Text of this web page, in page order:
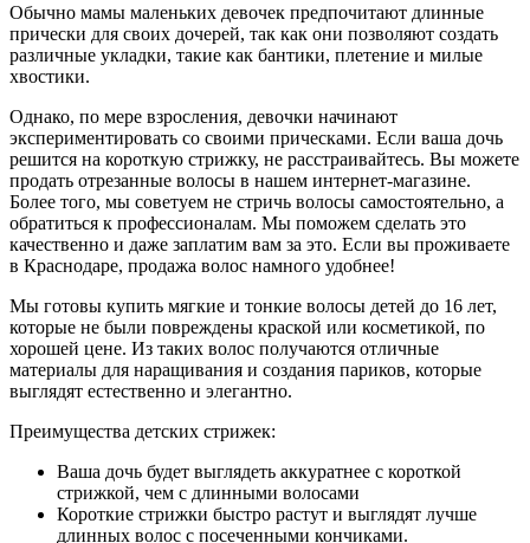
Обычно мамы маленьких девочек предпочитают длинные
прически для своих дочерей, так как они позволяют создать
различные укладки, такие как бантики, плетение и милые
хвостики.
Однако, по мере взросления, девочки начинают
экспериментировать со своими прическами. Если ваша дочь
решится на короткую стрижку, не расстраивайтесь. Вы можете
продать отрезанные волосы в нашем интернет-магазине.
Более того, мы советуем не стричь волосы самостоятельно, а
обратиться к профессионалам. Мы поможем сделать это
качественно и даже заплатим вам за это. Если вы проживаете
в Краснодаре, продажа волос намного удобнее!
Мы готовы купить мягкие и тонкие волосы детей до 16 лет,
которые не были повреждены краской или косметикой, по
хорошей цене. Из таких волос получаются отличные
материалы для наращивания и создания париков, которые
выглядят естественно и элегантно.
Преимущества детских стрижек:
Ваша дочь будет выглядеть аккуратнее с короткой
стрижкой, чем с длинными волосами
Короткие стрижки быстро растут и выглядят лучше
длинных волос с посеченными кончиками.